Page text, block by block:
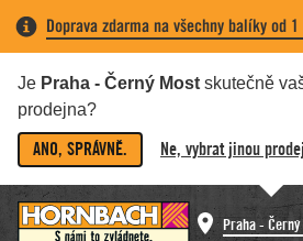
Doprava zdarma na všechny balíky od 1
Je Praha - Černý Most skutečně
prodejna?
ANO, SPRÁVNĚ. Ne, vybrat jinou
Praha - Černý